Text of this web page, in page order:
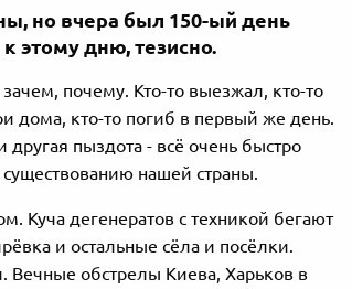
но вчера был 150-ый день
этому дню, тезисно.
почему. Кто-то выезжал, кто-то
дома, кто-то погиб в первый же день.
пыздота - всё очень быстро
существованию нашей страны.
Куча дегенератов с техникой бегают
и остальные сёла и посёлки.
Вечные обстрелы Киева, Харьков в